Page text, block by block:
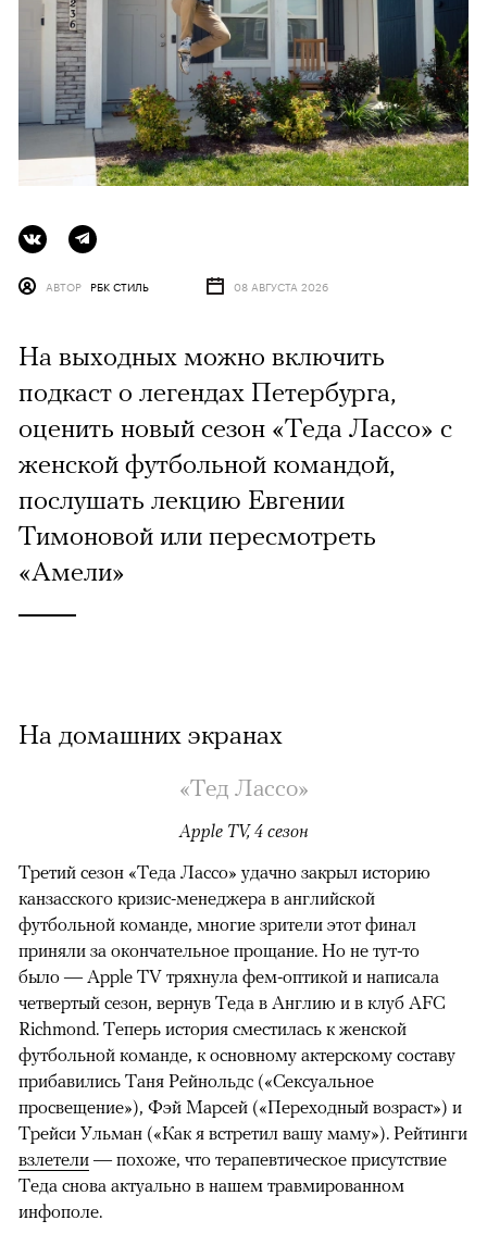
АВТОР РБК СТИЛЬ 08 АВГУСТА 2026
На выходных можно включить
подкаст о легендах Петербурга,
оценить новый сезон «Теда Лассо» с
женской футбольной командой,
послушать лекцию Евгении
Тимоновой или пересмотреть
«Амели»
На домашних экранах
«Тед Лассо»
Apple TV, 4 сезон
00:00 / 00:00
Третий сезон «Теда Лассо» удачно закрыл историю
канзасского кризис-менеджера в английской
футбольной команде, многие зрители этот финал
приняли за окончательное прощание. Но не тут-то
было — Apple TV тряхнула фем-оптикой и написала
четвертый сезон, вернув Теда в Англию и в клуб AFC
Richmond. Теперь история сместилась к женской
футбольной команде, к основному актерскому составу
прибавились Таня Рейнольдс («Сексуальное
просвещение»), Фэй Марсей («Переходный возраст») и
Трейси Ульман («Как я встретил вашу маму»). Рейтинги
взлетели — похоже, что терапевтическое присутствие
Теда снова актуально в нашем травмированном
инфополе.